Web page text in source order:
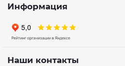
Информация
Наши контакты